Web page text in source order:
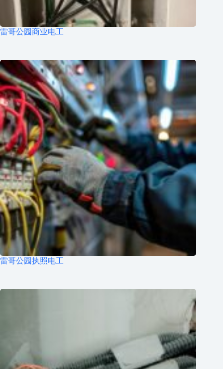
雷哥公园商业电工
雷哥公园执照电工